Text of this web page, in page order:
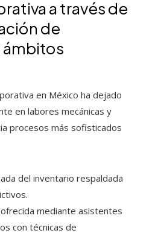
a través de
de
ámbitos
en México ha dejado
en labores mecánicas y
procesos más sofisticados
del inventario respaldada
mediante asistentes
con técnicas de